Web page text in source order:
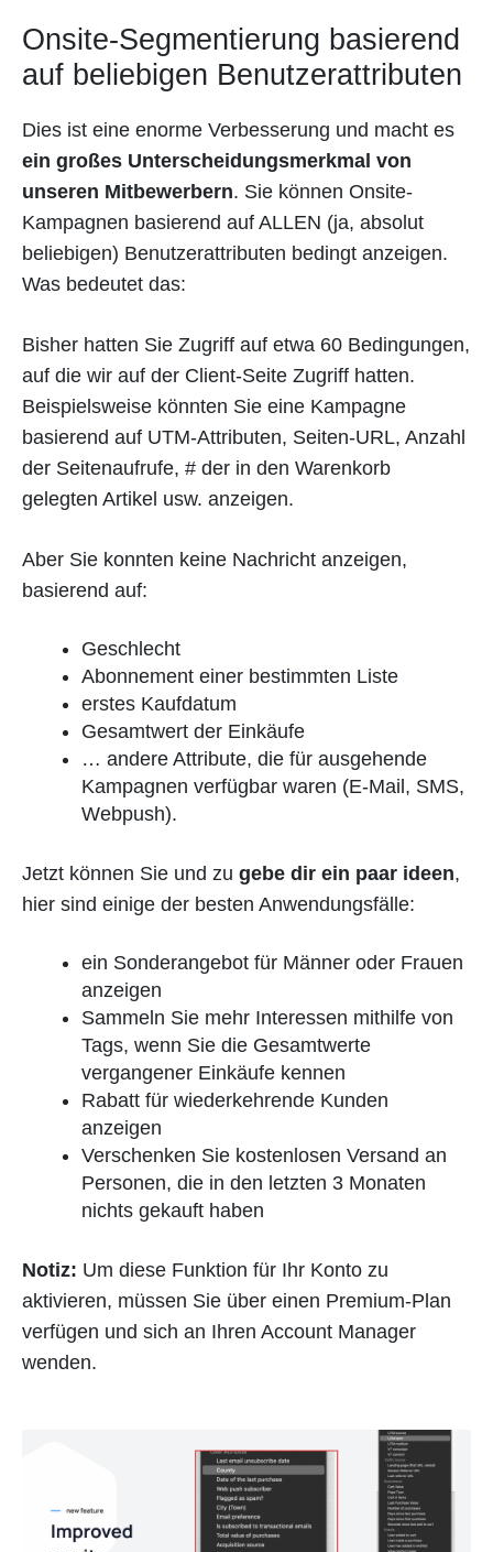
Onsite-Segmentierung basierend
auf beliebigen Benutzerattributen
Dies ist eine enorme Verbesserung und macht es
ein großes Unterscheidungsmerkmal von
unseren Mitbewerbern. Sie können Onsite-
Kampagnen basierend auf ALLEN (ja, absolut
beliebigen) Benutzerattributen bedingt anzeigen.
Was bedeutet das:
Bisher hatten Sie Zugriff auf etwa 60 Bedingungen,
auf die wir auf der Client-Seite Zugriff hatten.
Beispielsweise könnten Sie eine Kampagne
basierend auf UTM-Attributen, Seiten-URL, Anzahl
der Seitenaufrufe, # der in den Warenkorb
gelegten Artikel usw. anzeigen.
Aber Sie konnten keine Nachricht anzeigen,
basierend auf:
Geschlecht
Abonnement einer bestimmten Liste
erstes Kaufdatum
Gesamtwert der Einkäufe
… andere Attribute, die für ausgehende
Kampagnen verfügbar waren (E-Mail, SMS,
Webpush).
Jetzt können Sie und zu gebe dir ein paar ideen,
hier sind einige der besten Anwendungsfälle:
ein Sonderangebot für Männer oder Frauen
anzeigen
Sammeln Sie mehr Interessen mithilfe von
Tags, wenn Sie die Gesamtwerte
vergangener Einkäufe kennen
Rabatt für wiederkehrende Kunden
anzeigen
Verschenken Sie kostenlosen Versand an
Personen, die in den letzten 3 Monaten
nichts gekauft haben
Notiz: Um diese Funktion für Ihr Konto zu
aktivieren, müssen Sie über einen Premium-Plan
verfügen und sich an Ihren Account Manager
wenden.